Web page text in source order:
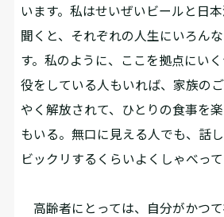
います。私はせいぜいビールと日
聞くと、それぞれの人生にいろん
す。私のように、ここを拠点にい
役をしている人もいれば、家族の
やく解放されて、ひとりの食事を
もいる。無口に見える人でも、話
ビックリするくらいよくしゃべって
高齢者にとっては、自分がかつ